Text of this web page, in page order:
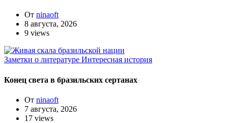
От ninaoft
8 августа, 2026
9 views
Заметки о литературе Интересная история
Конец света в бразильских сертанах
От ninaoft
7 августа, 2026
17 views